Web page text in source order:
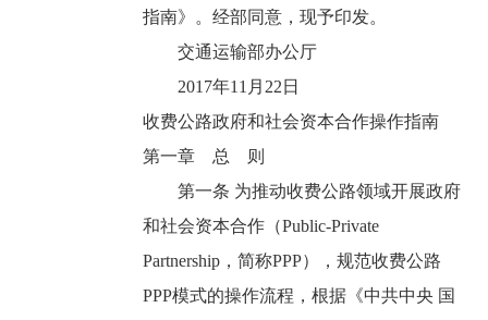
指南》。经部同意，现予印发。
交通运输部办公厅
2017年11月22日
收费公路政府和社会资本合作操作指南
第一章 总 则
第一条 为推动收费公路领域开展政府
和社会资本合作（Public-Private
Partnership，简称PPP），规范收费公路
PPP模式的操作流程，根据《中共中央 国